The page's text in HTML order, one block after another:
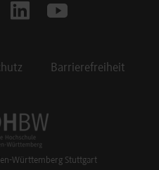
linkedinyoutube
Barrierefreiheit
Württemberg Stuttgart